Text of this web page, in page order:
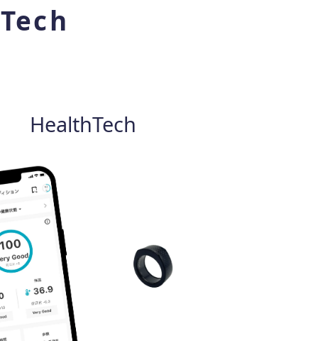
HealthTech